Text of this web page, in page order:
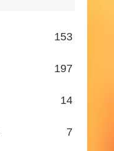
153
197
14
7